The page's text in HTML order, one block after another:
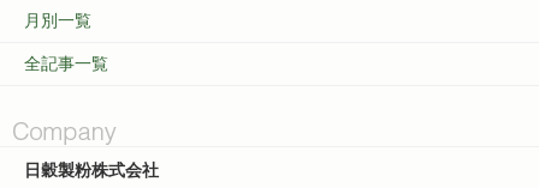
月別一覧
全記事一覧
日穀製粉株式会社